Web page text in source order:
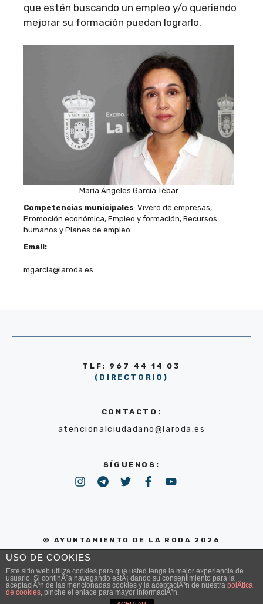
que estén buscando un empleo y/o queriendo
mejorar su formación puedan lograrlo.
María Ángeles García Tébar
Competencias municipales: Vivero de empresas,
Promoción económica, Empleo y formación, Recursos
humanos y Planes de empleo.
Email:
mgarcia@laroda.es
TLF: 967 44 14 03
(DIRECTORIO)
CONTACTO:
atencionalciudadano@laroda.es
SÍGUENOS:
© AYUNTAMIENTO DE LA RODA 2026
POLÍTICA DE PRIVACIDAD
USO DE COOKIES
Este sitio web utiliza cookies para que usted tenga la mejor experiencia de
usuario. Si continÃºa navegando estÃ¡ dando su consentimiento para la
aceptaciÃ³n de las mencionadas cookies y la aceptaciÃ³n de nuestra polÃ­tica
de cookies, pinche el enlace para mayor informaciÃ³n.